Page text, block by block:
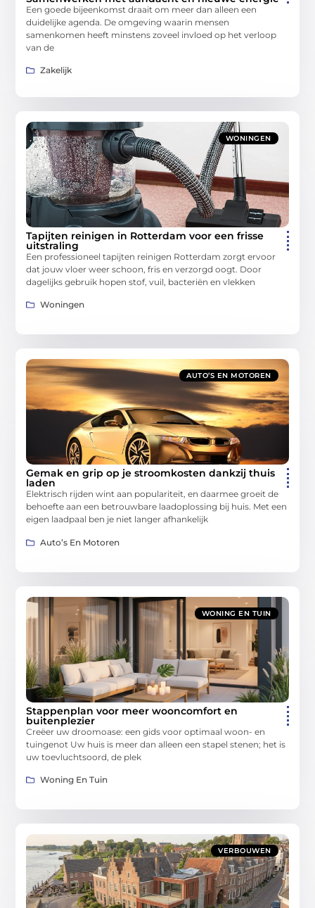
Een goede bijeenkomst draait om meer dan alleen een
duidelijke agenda. De omgeving waarin mensen
samenkomen heeft minstens zoveel invloed op het verloop
van de
Zakelijk
WONINGEN
Tapijten reinigen in Rotterdam voor een frisse
uitstraling
Een professioneel tapijten reinigen Rotterdam zorgt ervoor
dat jouw vloer weer schoon, fris en verzorgd oogt. Door
dagelijks gebruik hopen stof, vuil, bacteriën en vlekken
Woningen
AUTO’S EN MOTOREN
Gemak en grip op je stroomkosten dankzij thuis
laden
Elektrisch rijden wint aan populariteit, en daarmee groeit de
behoefte aan een betrouwbare laadoplossing bij huis. Met een
eigen laadpaal ben je niet langer afhankelijk
Auto’s En Motoren
WONING EN TUIN
Stappenplan voor meer wooncomfort en
buitenplezier
Creëer uw droomoase: een gids voor optimaal woon- en
tuingenot Uw huis is meer dan alleen een stapel stenen; het is
uw toevluchtsoord, de plek
Woning En Tuin
VERBOUWEN